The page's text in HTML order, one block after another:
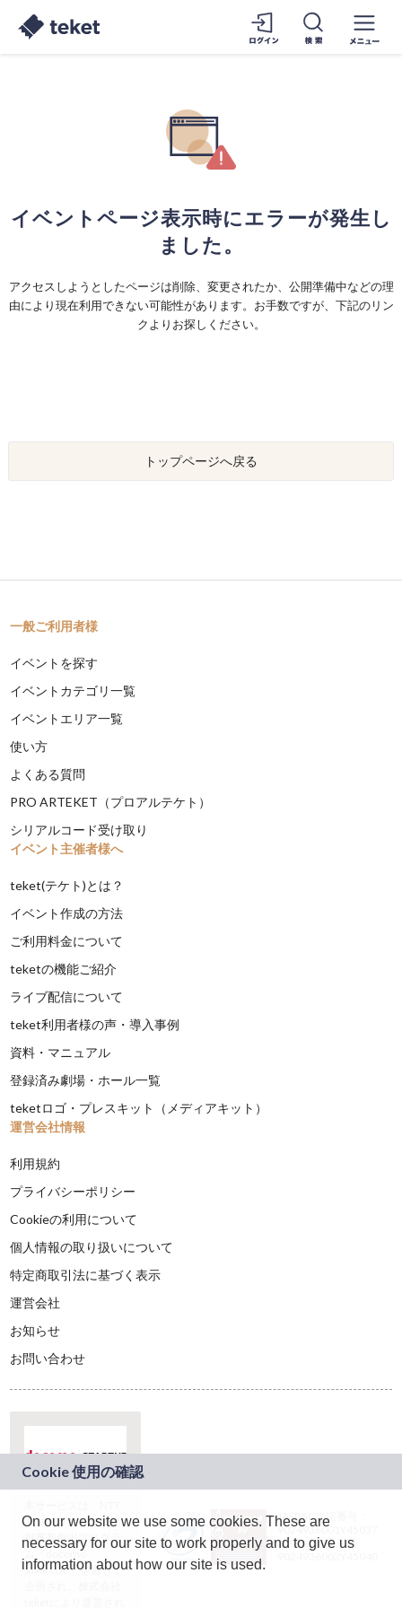
イベントページ表示時にエラーが発生し
ました。
アクセスしようとしたページは削除、変更されたか、公開準備中などの理
由により現在利用できない可能性があります。お手数ですが、下記のリン
クよりお探しください。
トップページへ戻る
一般ご利用者様
イベントを探す
イベントカテゴリ一覧
イベントエリア一覧
使い方
よくある質問
PRO ARTEKET（プロアルテケト）
シリアルコード受け取り
イベント主催者様へ
teket(テケト)とは？
イベント作成の方法
ご利用料金について
teketの機能ご紹介
ライブ配信について
teket利用者様の声・導入事例
資料・マニュアル
登録済み劇場・ホール一覧
teketロゴ・プレスキット（メディアキット）
運営会社情報
利用規約
プライバシーポリシー
Cookieの利用について
個人情報の取り扱いについて
特定商取引法に基づく表示
運営会社
お知らせ
お問い合わせ
ドコモグループの新
規事業創出プログラ
ム「docomo
STARTUP」を通じて
JASRAC許諾番号：
9024936001Y45037
JASRAC許諾番号：
On our website we use some cookies. These are
necessary for our site to work properly and to give us
information about how our site is used.